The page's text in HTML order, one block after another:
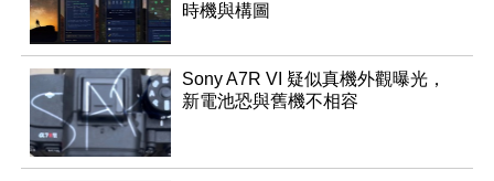
時機與構圖
Sony A7R VI 疑似真機外觀曝光，
新電池恐與舊機不相容